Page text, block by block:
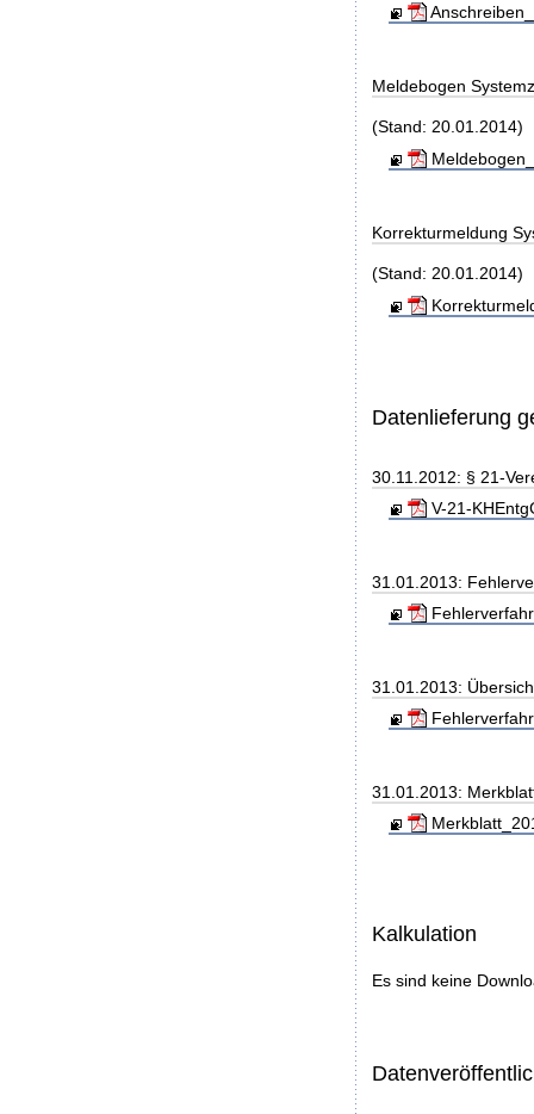
Meldebogen
(Stand: 20.01.2014)
Korrekturmeldung
(Stand: 20.01.2014)
Datenlieferung
30.11.2012: § 21-
V-21-
31.01.2013:
31.01.2013:
31.01.2013:
Kalkulation
Es sind keine